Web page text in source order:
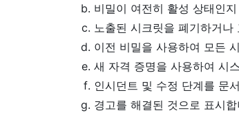
비밀이 여전히 활성 상태인
노출된 시크릿을 폐기하거나
이전 비밀을 사용하여 모든
새 자격 증명을 사용하여 시
인시던트 및 수정 단계를 문
경고를 해결된 것으로 표시합